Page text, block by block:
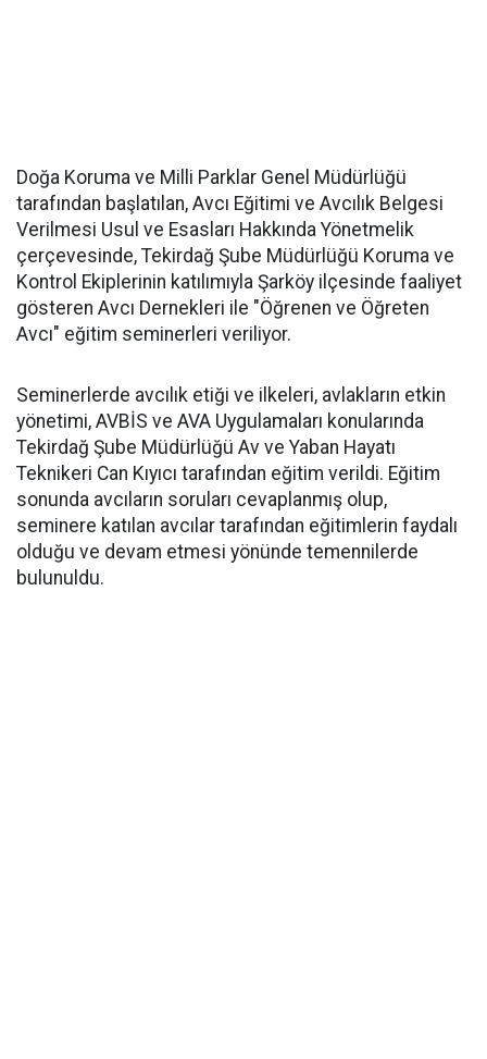
Doğa Koruma ve Milli Parklar Genel Müdürlüğü
tarafından başlatılan, Avcı Eğitimi ve Avcılık Belgesi
Verilmesi Usul ve Esasları Hakkında Yönetmelik
çerçevesinde, Tekirdağ Şube Müdürlüğü Koruma ve
Kontrol Ekiplerinin katılımıyla Şarköy ilçesinde faaliyet
gösteren Avcı Dernekleri ile "Öğrenen ve Öğreten
Avcı" eğitim seminerleri veriliyor.
Seminerlerde avcılık etiği ve ilkeleri, avlakların etkin
yönetimi, AVBİS ve AVA Uygulamaları konularında
Tekirdağ Şube Müdürlüğü Av ve Yaban Hayatı
Teknikeri Can Kıyıcı tarafından eğitim verildi. Eğitim
sonunda avcıların soruları cevaplanmış olup,
seminere katılan avcılar tarafından eğitimlerin faydalı
olduğu ve devam etmesi yönünde temennilerde
bulunuldu.